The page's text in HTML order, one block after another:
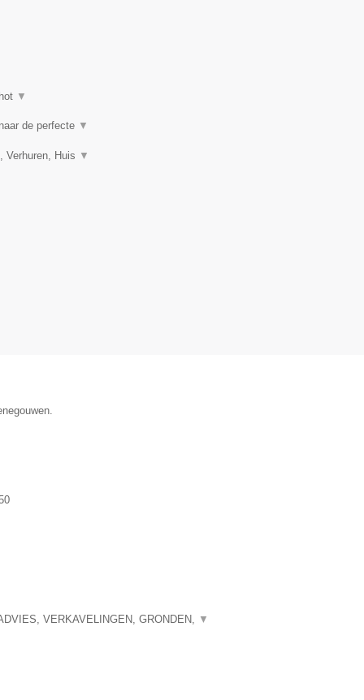
▼
de perfecte ▼
Verhuren, Huis ▼
VERKAVELINGEN, GRONDEN, ▼